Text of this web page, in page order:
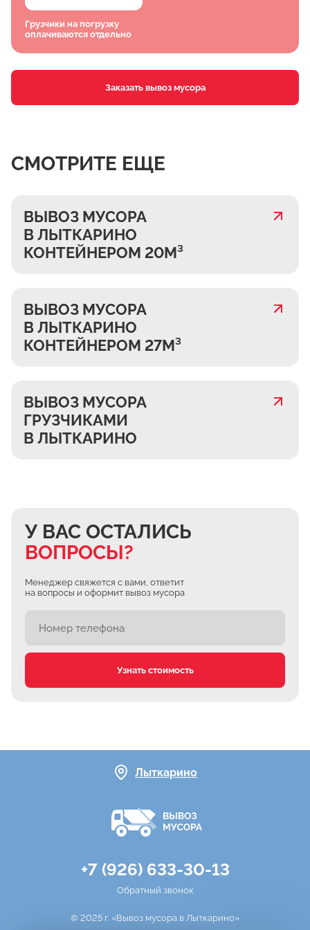
Грузчики на погрузку
оплачиваются отдельно
Заказать вывоз мусора
СМОТРИТЕ ЕЩЕ
ВЫВОЗ МУСОРА
В ЛЫТКАРИНО
КОНТЕЙНЕРОМ 20М³
ВЫВОЗ МУСОРА
В ЛЫТКАРИНО
КОНТЕЙНЕРОМ 27М³
ВЫВОЗ МУСОРА
ГРУЗЧИКАМИ
В ЛЫТКАРИНО
У ВАС ОСТАЛИСЬ
ВОПРОСЫ?
Менеджер свяжется с вами, ответит
на вопросы и оформит вывоз мусора
Узнать стоимость
Лыткарино
+7 (926) 633-30-13
Обратный звонок
© 2025 г. «Вывоз мусора в Лыткарино»